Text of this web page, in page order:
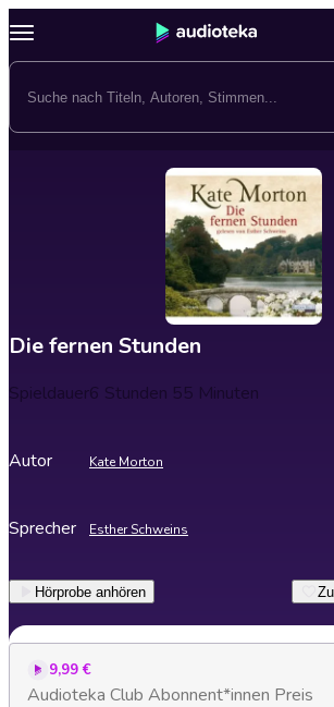
Die fernen Stunden
Spieldauer6 Stunden 55 Minuten
Autor Kate Morton
Sprecher Esther Schweins
Hörprobe anhören
9,99 €
Audioteka Club Abonnent*innen Preis